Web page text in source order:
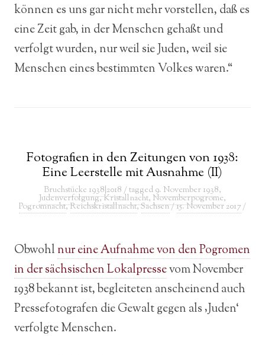
können es uns gar nicht mehr vorstellen, daß es
eine Zeit gab, in der Menschen gehaßt und
verfolgt wurden, nur weil sie Juden, weil sie
Menschen eines bestimmten Volkes waren.“
Fotografien in den Zeitungen von 1938:
Eine Leerstelle mit Ausnahme (II)
Bruchstücke 1938|2018 / tagged 9. November 1938,
Judenverfolgung,Kristallnacht, Novemberpogrome,
Pogromnacht,Reichskristallnacht,Sachsen/15. November 2017/
Obwohlnur eine Aufnahme von den Pogromen
in der sächsischen Lokalpressevom November
1938 bekannt ist, begleiteten anscheinend auch
Pressefotografen die Gewalt gegen als ‚Juden‘
verfolgte Menschen.